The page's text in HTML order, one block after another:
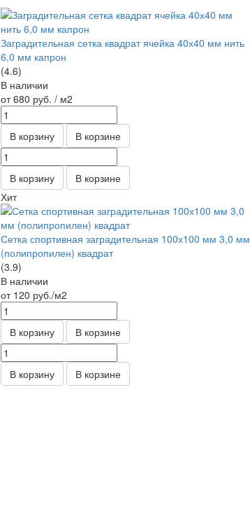
Заградительная сетка квадрат ячейка 40х40 мм нить
6,0 мм капрон
(4.6)
В наличии
от 680 руб. / м2
В корзину В корзине
В корзину В корзине
Хит
Сетка спортивная заградительная 100х100 мм 3,0 мм
(полипропилен) квадрат
(3.9)
В наличии
от 120 руб./м2
В корзину В корзине
В корзину В корзине